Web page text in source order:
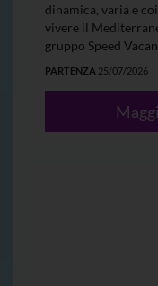
dinamica, varia e
vivere il
gruppo Speed
PARTENZA 25/07/2026